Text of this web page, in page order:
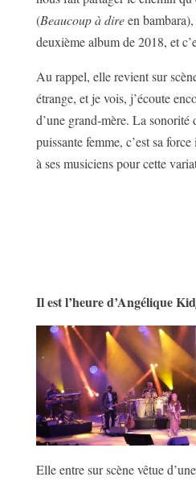
(Beaucoup à direen bambara),
deuxième album de 2018, et
Au rappel, elle revient sur
étrange, et je vois, j’écoute
d’une grand-mère. La sonorité
puissante femme, c’est sa
à ses musiciens pour cette
Il est l’heure d’Angélique
Elle entre sur scène vêtue